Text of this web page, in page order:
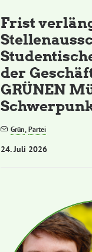
Frist
der
GRÜNEN
Grün,Partei
24. Juli 2026